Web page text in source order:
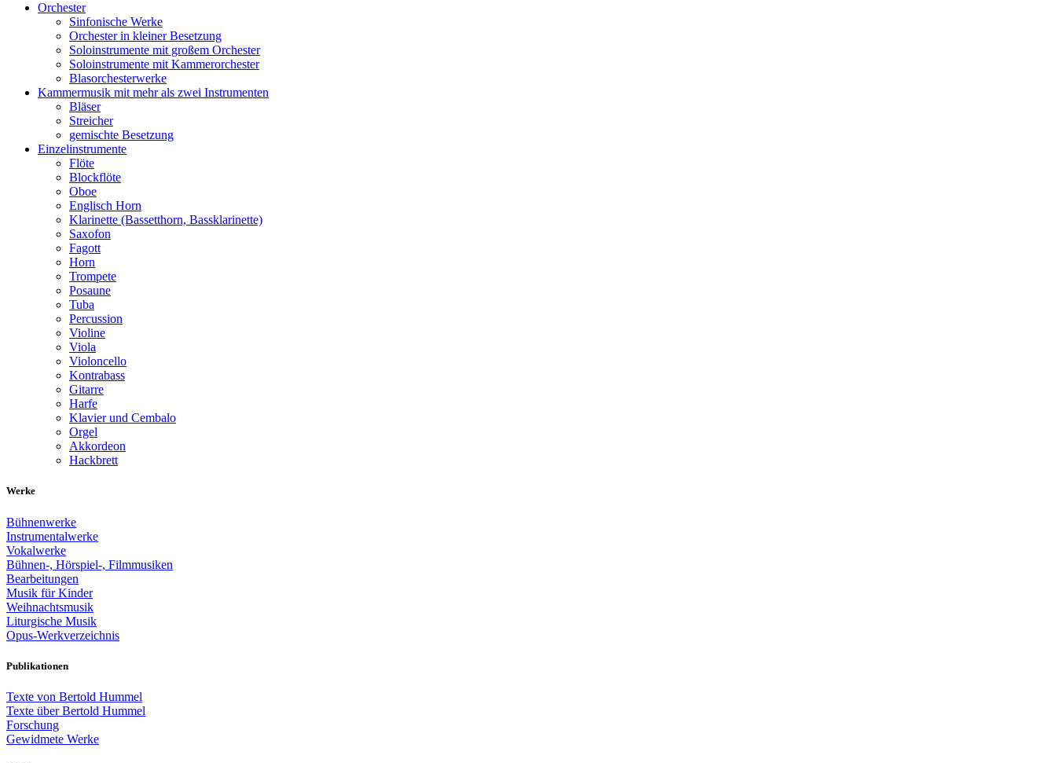
Orchester
Sinfonische Werke
Orchester in kleiner Besetzung
Soloinstrumente mit großem Orchester
Soloinstrumente mit Kammerorchester
Blasorchesterwerke
Kammermusik mit mehr als zwei Instrumenten
Bläser
Streicher
gemischte Besetzung
Einzelinstrumente
Flöte
Blockflöte
Oboe
Englisch Horn
Klarinette (Bassetthorn, Bassklarinette)
Saxofon
Fagott
Horn
Trompete
Posaune
Tuba
Percussion
Violine
Viola
Violoncello
Kontrabass
Gitarre
Harfe
Klavier und Cembalo
Orgel
Akkordeon
Hackbrett
Werke
Bühnenwerke
Instrumentalwerke
Vokalwerke
Bühnen-, Hörspiel-, Filmmusiken
Bearbeitungen
Musik für Kinder
Weihnachtsmusik
Liturgische Musik
Opus-Werkverzeichnis
Publikationen
Texte von Bertold Hummel
Texte über Bertold Hummel
Forschung
Gewidmete Werke